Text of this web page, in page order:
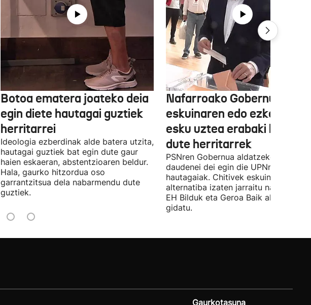
Botoa ematera joateko deia
egin diete hautagai guztiek
herritarrei
Ideologia ezberdinak alde batera utzita,
hautagai guztiek bat egin dute gaur
haien eskaeran, abstentzioaren beldur.
Hala, gaurko hitzordua oso
garrantzitsua dela nabarmendu dute
guztiek.
Nafarroako Gobernua
eskuinaren edo ezkerraren
esku uztea erabaki
dute herritarrek
PSNren Gobernua aldatzeko irrikitan
daudenei dei egin die UPNren
hautagaiak. Chitivek eskuinaren
alternatiba izaten jarraitu nahi du eta
EH Bilduk eta Geroa Baik aldaketa
gidatu.
Gaurkotasuna